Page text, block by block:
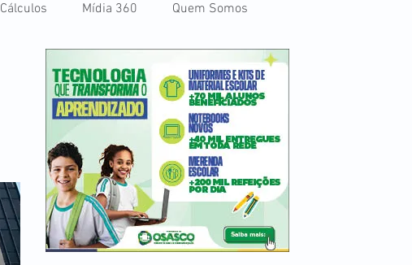
Cálculos Mídia 360 Quem Somos